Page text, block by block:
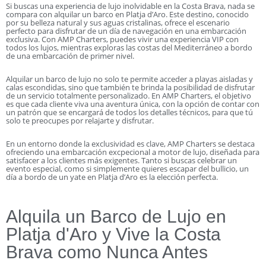
Si buscas una experiencia de lujo inolvidable en la Costa Brava, nada se
compara con alquilar un barco en Platja d’Aro. Este destino, conocido
por su belleza natural y sus aguas cristalinas, ofrece el escenario
perfecto para disfrutar de un día de navegación en una embarcación
exclusiva. Con AMP Charters, puedes vivir una experiencia VIP con
todos los lujos, mientras exploras las costas del Mediterráneo a bordo
de una embarcación de primer nivel.
Alquilar un barco de lujo no solo te permite acceder a playas aisladas y
calas escondidas, sino que también te brinda la posibilidad de disfrutar
de un servicio totalmente personalizado. En AMP Charters, el objetivo
es que cada cliente viva una aventura única, con la opción de contar con
un patrón que se encargará de todos los detalles técnicos, para que tú
solo te preocupes por relajarte y disfrutar.
En un entorno donde la exclusividad es clave, AMP Charters se destaca
ofreciendo una embarcación excpecional a motor de lujo, diseñada para
satisfacer a los clientes más exigentes. Tanto si buscas celebrar un
evento especial, como si simplemente quieres escapar del bullicio, un
día a bordo de un yate en Platja d’Aro es la elección perfecta.
Alquila un Barco de Lujo en
Platja d'Aro y Vive la Costa
Brava como Nunca Antes